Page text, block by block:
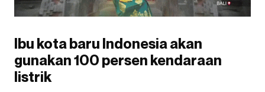
Ibu kota baru Indonesia akan
gunakan 100 persen kendaraan
listrik